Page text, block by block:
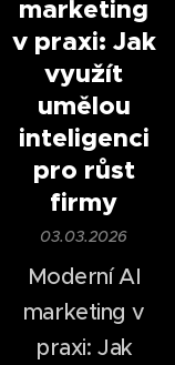
marketing
v praxi: Jak
využít
umělou
inteligenci
pro růst
firmy
03.03.2026
Moderní AI
marketing v
praxi: Jak